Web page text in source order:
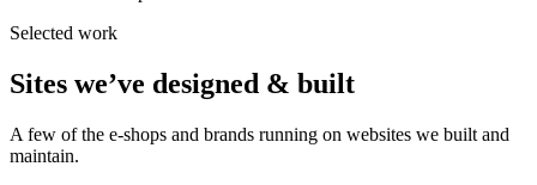
Selected work
Sites we’ve designed & built
A few of the e-shops and brands running on websites we built and
maintain.